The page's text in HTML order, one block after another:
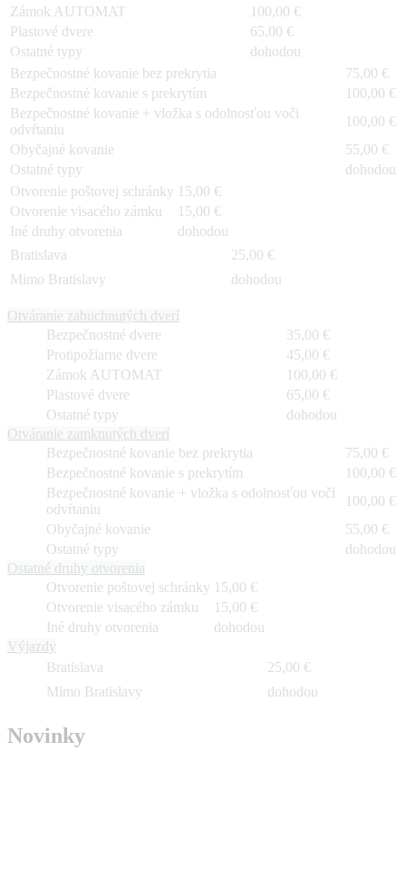
Zámok AUTOMAT
100,00 €
Plastové dvere
65,00 €
Ostatné typy
dohodou
Bezpečnostné kovanie bez prekrytia
75,00 €
Bezpečnostné kovanie s prekrytím
100,00 €
Bezpečnostné kovanie + vložka s odolnosťou voči
odvŕtaniu
100,00 €
Obyčajné kovanie
55,00 €
Ostatné typy
dohodou
Otvorenie poštovej schránky 15,00 €
Otvorenie visacého zámku
15,00 €
Iné druhy otvorenia
dohodou
Bratislava
25,00 €
Mimo Bratislavy
dohodou
Otváranie zabuchnutých dverí
Bezpečnostné dvere
35,00 €
Protipožiarne dvere
45,00 €
Zámok AUTOMAT
100,00 €
Plastové dvere
65,00 €
Ostatné typy
dohodou
Otváranie zamknutých dverí
Bezpečnostné kovanie bez prekrytia
75,00 €
Bezpečnostné kovanie s prekrytím
100,00 €
Bezpečnostné kovanie + vložka s odolnosťou voči
odvŕtaniu
100,00 €
Obyčajné kovanie
55,00 €
Ostatné typy
dohodou
Ostatné druhy otvorenia
Otvorenie poštovej schránky 15,00 €
Otvorenie visacého zámku
15,00 €
Iné druhy otvorenia
dohodou
Výjazdy
Bratislava
25,00 €
Mimo Bratislavy
dohodou
Novinky